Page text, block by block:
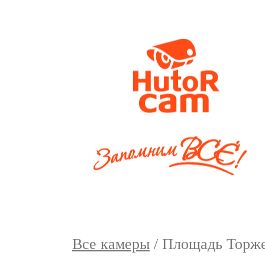
Все камеры / Площадь